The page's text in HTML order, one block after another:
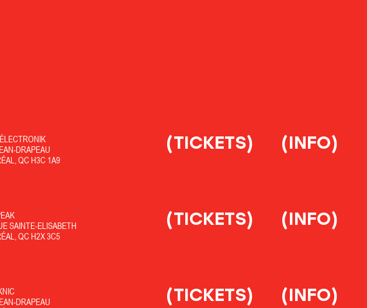
DRAPEAU
QC H3C 1A9
(TICKETS) (INFO)
SAINTE-ELISABETH
QC H2X 3C5
(TICKETS) (INFO)
DRAPEAU
(TICKETS) (INFO)